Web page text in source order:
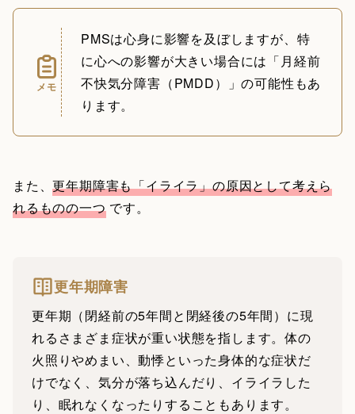
メモ
PMSは心身に影響を及ぼしますが、特
に心への影響が大きい場合には「月経前
不快気分障害（PMDD）」の可能性もあ
ります。
また、更年期障害も「イライラ」の原因として考えら
れるものの一つです。
更年期障害
更年期（閉経前の5年間と閉経後の5年間）に現
れるさまざま症状が重い状態を指します。体の
火照りやめまい、動悸といった身体的な症状だ
けでなく、気分が落ち込んだり、イライラした
り、眠れなくなったりすることもあります。